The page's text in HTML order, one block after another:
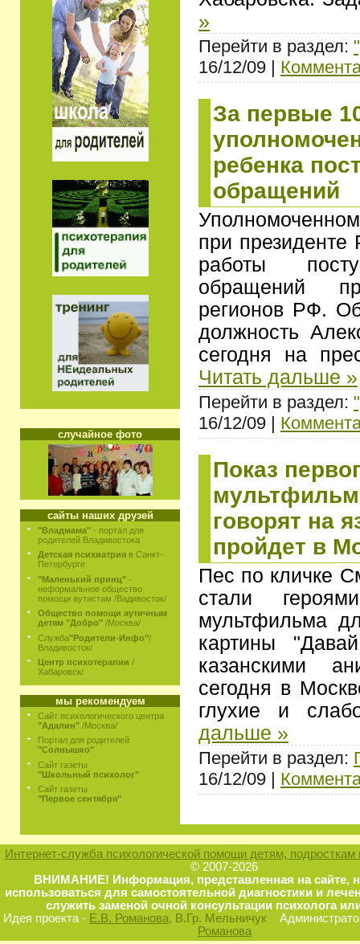
случайное фото
сайты наших друзей
"Владмама" - портал для
родителей Владивостока
Детская психиатрия в Санкт-
Петербурге
"Маленький принц" -
неформальное общество
помощи аутистам /Вадивосток/
Общество помощи аутичным
детям "Добро" /Москва/
Служба"Родители-Инфо"/
Владивосток/
Центр психотерапии /
Хабаровск/
мы рекомендуем
Сайт психологического центра
"Адалин" /Москва/
Портал для родителей
"Солнышко"
Сайт газеты
"Школьный психолог"
Сайт газеты
"Первое сентября"
»
Перейти в раздел:
16/12/09 |
За первые
ребенка
обращений
при
работы
обращений
регионов РФ.
должность
сегодня на
Читать дальше »
Перейти в раздел:
16/12/09 |
Показ
говорят на
пройдет в
Пес по кличке
стали
мультфильма
картины
казанскими
сегодня в
глухие и
дальше »
Перейти в раздел:
16/12/09 |
Интернет-служба психологической помощи детям, подросткам
© 2007-2026
ВНИМАНИЕ! Информация, представленная на сайте,
использоваться для самостоятельной диагностики и
служить заменой очной консультации психолога
Идея проекта - Е.В. Романова, В.Гр. Мельничук
Романова